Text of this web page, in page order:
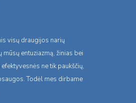
visų draugijos narių
entuziazmą, žinias bei
ne tik paukščių,
Todėl mes dirbame